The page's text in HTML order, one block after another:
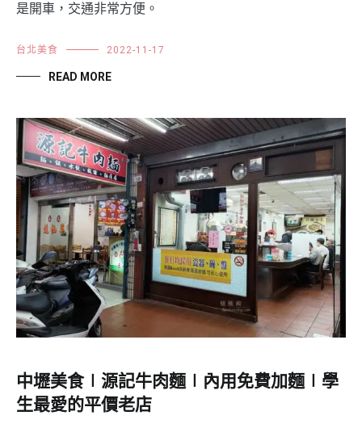
是開車，交通非常方便。
台北美食 2022-11-17
READ MORE
中壢美食∣源記牛肉麵∣內用免費加麵∣學
生最愛的平價老店